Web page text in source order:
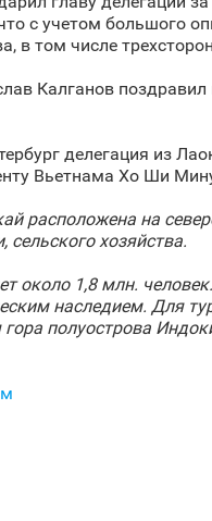
с учетом большого
в том числе
Калганов
делегация из
Вьетнама Хо Ши
расположена на
хозяйства.
около 1,8 млн.
наследием. Для
полуострова